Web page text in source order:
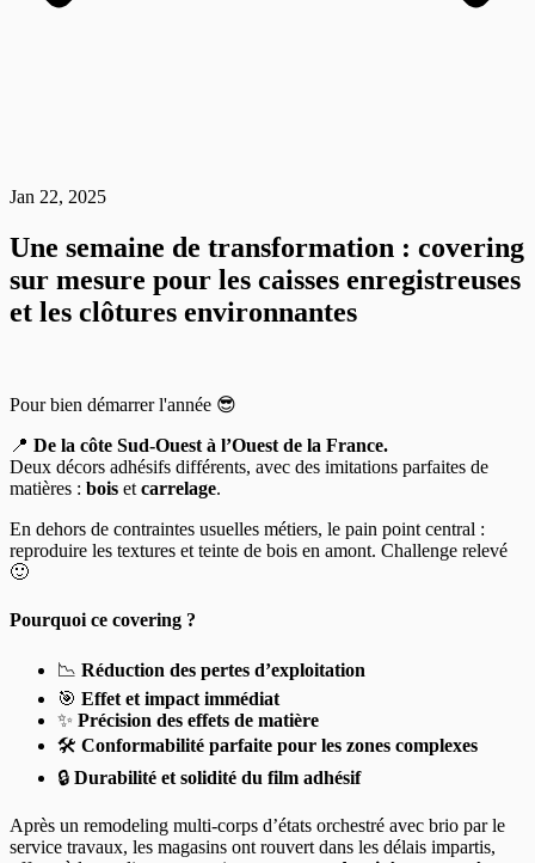
Jan 22, 2025
Une semaine de transformation : covering
sur mesure pour les caisses enregistreuses
et les clôtures environnantes
Pour bien démarrer l'année 😎
📍 De la côte Sud-Ouest à l’Ouest de la France.
Deux décors adhésifs différents, avec des imitations parfaites de
matières : bois et carrelage.
En dehors de contraintes usuelles métiers, le pain point central :
reproduire les textures et teinte de bois en amont. Challenge relevé
🙂
Pourquoi ce covering ?
📉 Réduction des pertes d’exploitation
🎯 Effet et impact immédiat
✨ Précision des effets de matière
🛠️ Conformabilité parfaite pour les zones complexes
🔒 Durabilité et solidité du film adhésif
Après un remodeling multi-corps d’états orchestré avec brio par le
service travaux, les magasins ont rouvert dans les délais impartis,